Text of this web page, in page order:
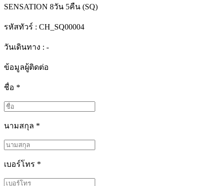
SENSATION 8วัน 5คืน (SQ)
รหัสทัวร์ : CH_SQ00004
วันเดินทาง : -
ข้อมูลผู้ติดต่อ
ชื่อ *
นามสกุล *
เบอร์โทร *